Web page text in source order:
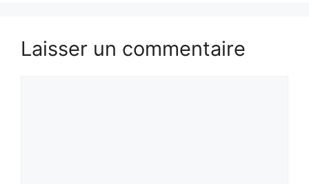
Laisser un commentaire